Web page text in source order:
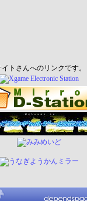
トさんへのリンクです。